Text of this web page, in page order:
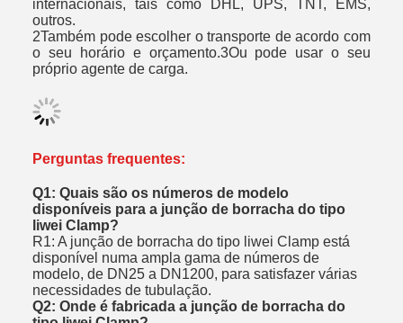
internacionais, tais como DHL, UPS, TNT, EMS,
outros.
2Também pode escolher o transporte de acordo com
o seu horário e orçamento.3Ou pode usar o seu
próprio agente de carga.
Perguntas frequentes:
Q1: Quais são os números de modelo
disponíveis para a junção de borracha do tipo
liwei Clamp?
R1: A junção de borracha do tipo liwei Clamp está
disponível numa ampla gama de números de
modelo, de DN25 a DN1200, para satisfazer várias
necessidades de tubulação.
Q2: Onde é fabricada a junção de borracha do